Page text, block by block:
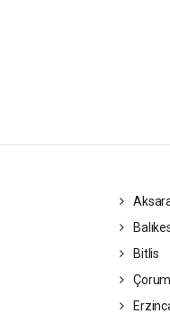
Bitlis
Çorum